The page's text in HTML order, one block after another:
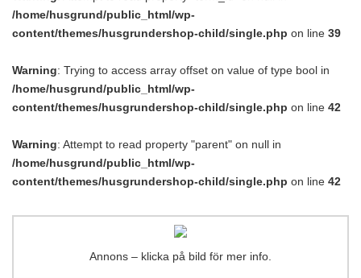
/home/husgrund/public_html/wp-
content/themes/husgrundershop-child/single.php on line 39
Warning: Trying to access array offset on value of type bool in
/home/husgrund/public_html/wp-
content/themes/husgrundershop-child/single.php on line 42
Warning: Attempt to read property "parent" on null in
/home/husgrund/public_html/wp-
content/themes/husgrundershop-child/single.php on line 42
Annons – klicka på bild för mer info.